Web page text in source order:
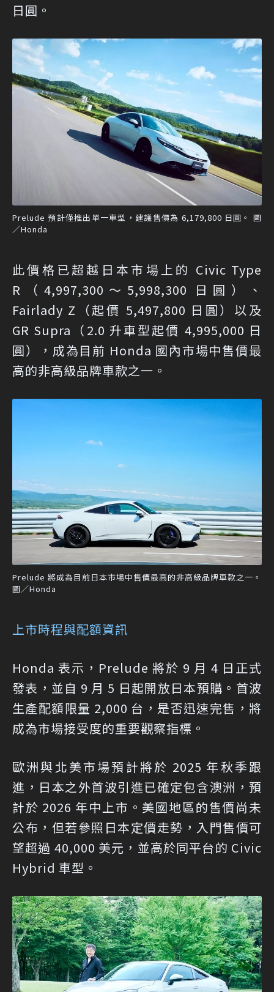
日圓。
Prelude 預計僅推出單一車型，建議售價為 6,179,800 日圓。 圖
／Honda
此價格已超越日本市場上的 Civic Type
R（4,997,300～5,998,300 日圓）、
Fairlady Z（起價 5,497,800 日圓）以及
GR Supra（2.0 升車型起價 4,995,000 日
圓），成為目前 Honda 國內市場中售價最
高的非高級品牌車款之一。
Prelude 將成為目前日本市場中售價最高的非高級品牌車款之一。
圖／Honda
上市時程與配額資訊
Honda 表示，Prelude 將於 9 月 4 日正式
發表，並自 9 月 5 日起開放日本預購。首波
生產配額限量 2,000 台，是否迅速完售，將
成為市場接受度的重要觀察指標。
歐洲與北美市場預計將於 2025 年秋季跟
進，日本之外首波引進已確定包含澳洲，預
計於 2026 年中上市。美國地區的售價尚未
公布，但若參照日本定價走勢，入門售價可
望超過 40,000 美元，並高於同平台的 Civic
Hybrid 車型。